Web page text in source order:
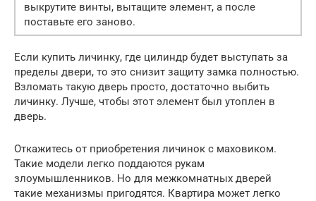
выкрутите винты, вытащите элемент, а после
поставьте его заново.
Если купить личинку, где цилиндр будет выступать за
пределы двери, то это снизит защиту замка полностью.
Взломать такую дверь просто, достаточно выбить
личинку. Лучше, чтобы этот элемент был утоплен в
дверь.
Откажитесь от приобретения личинок с маховиком.
Такие модели легко поддаются рукам
злоумышленников. Но для межкомнатных дверей
такие механизмы пригодятся. Квартира может легко